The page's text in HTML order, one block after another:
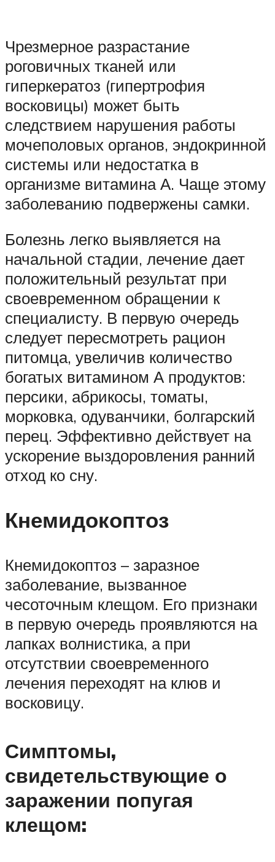
Чрезмерное разрастание
роговичных тканей или
гиперкератоз (гипертрофия
восковицы) может быть
следствием нарушения работы
мочеполовых органов, эндокринной
системы или недостатка в
организме витамина А. Чаще этому
заболеванию подвержены самки.
Болезнь легко выявляется на
начальной стадии, лечение дает
положительный результат при
своевременном обращении к
специалисту. В первую очередь
следует пересмотреть рацион
питомца, увеличив количество
богатых витамином А продуктов:
персики, абрикосы, томаты,
морковка, одуванчики, болгарский
перец. Эффективно действует на
ускорение выздоровления ранний
отход ко сну.
Кнемидокоптоз
Кнемидокоптоз – заразное
заболевание, вызванное
чесоточным клещом. Его признаки
в первую очередь проявляются на
лапках волнистика, а при
отсутствии своевременного
лечения переходят на клюв и
восковицу.
Симптомы,
свидетельствующие о
заражении попугая
клещом: